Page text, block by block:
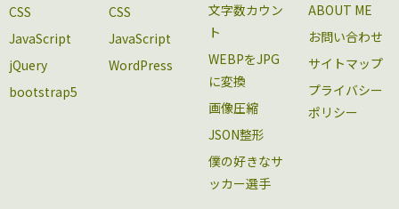
CSS
JavaScript
jQuery
bootstrap5
CSS
JavaScript
WordPress
文字数カウン
ト
WEBPをJPG
に変換
画像圧縮
JSON整形
僕の好きなサ
ッカー選手
ABOUT ME
お問い合わせ
サイトマップ
プライバシー
ポリシー